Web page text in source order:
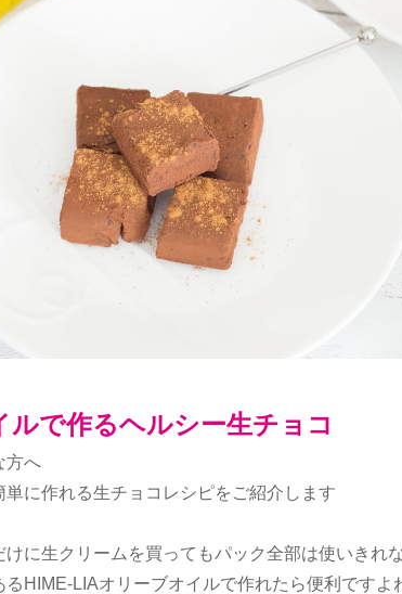
ルで作るヘルシー生チョコ
方へ
単に作れる生チョコレシピをご紹介します
に生クリームを買ってもパック全部は使いきれ
HIME-LIAオリーブオイルで作れたら便利ですよ